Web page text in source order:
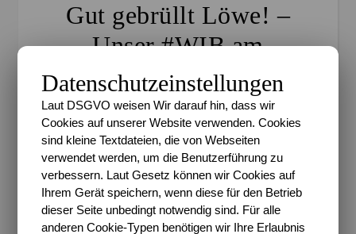
Gut gebrüllt Löwe! –
Unser #WIB am
25./26.08.2018
Sari / 27. August 2018 / 0 Kommentare
*Werbung* Der folgende Artikel enthält evtl. Bilder
mit Produkten, die wir in unserem Alltag nutzen. Wir
haben keine Bezahlung für das Zeigen derselbigen
erhalten. Hier sitze ich nun. Die zweite Woche der
Eingewöhnung…
Datenschutzeinstellungen
Laut DSGVO weisen Wir darauf hin, dass wir
Cookies auf unserer Website verwenden. Cookies
sind kleine Textdateien, die von Webseiten
verwendet werden, um die Benutzerführung zu
verbessern. Laut Gesetz können wir Cookies auf
Ihrem Gerät speichern, wenn diese für den Betrieb
dieser Seite unbedingt notwendig sind. Für alle
anderen Cookie-Typen benötigen wir Ihre Erlaubnis